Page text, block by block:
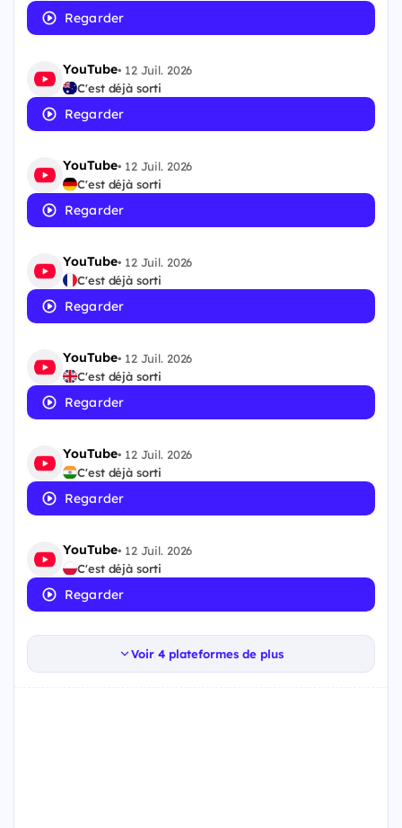
Regarder
YouTube• 12 Juil. 2026
C'est déjà sorti
Regarder
YouTube• 12 Juil. 2026
C'est déjà sorti
Regarder
YouTube• 12 Juil. 2026
C'est déjà sorti
Regarder
YouTube• 12 Juil. 2026
C'est déjà sorti
Regarder
YouTube• 12 Juil. 2026
C'est déjà sorti
Regarder
YouTube• 12 Juil. 2026
C'est déjà sorti
Regarder
Voir 4 plateformes de plus